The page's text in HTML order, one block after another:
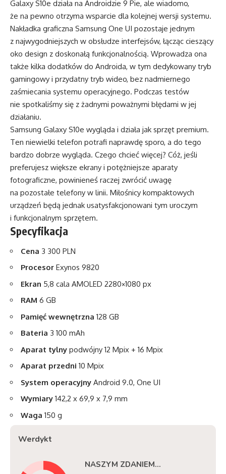
Galaxy S10e działa na Androidzie 9 Pie, ale wiadomo,
że na pewno otrzyma wsparcie dla kolejnej wersji systemu.
Nakładka graficzna Samsung One UI pozostaje jednym
z najwygodniejszych w obsłudze interfejsów, łącząc cieszący
oko design z doskonałą funkcjonalnością. Wprowadza ona
także kilka dodatków do Androida, w tym dedykowany tryb
gamingowy i przydatny tryb wideo, bez nadmiernego
zaśmiecania systemu operacyjnego. Podczas testów
nie spotkaliśmy się z żadnymi poważnymi błędami w jej
działaniu.
Samsung Galaxy S10e wygląda i działa jak sprzęt premium.
Ten niewielki telefon potrafi naprawdę sporo, a do tego
bardzo dobrze wygląda. Czego chcieć więcej? Cóż, jeśli
preferujesz większe ekrany i potężniejsze aparaty
fotograficzne, powinieneś raczej zwrócić uwagę
na pozostałe telefony w linii. Miłośnicy kompaktowych
urządzeń będą jednak usatysfakcjonowani tym uroczym
i funkcjonalnym sprzętem.
Specyfikacja
Cena 3 300 PLN
Procesor Exynos 9820
Ekran 5,8 cala AMOLED 2280×1080 px
RAM 6 GB
Pamięć wewnętrzna 128 GB
Bateria 3 100 mAh
Aparat tylny podwójny 12 Mpix + 16 Mpix
Aparat przedni 10 Mpix
System operacyjny Android 9.0, One UI
Wymiary 142,2 x 69,9 x 7,9 mm
Waga 150 g
Werdykt
NASZYM ZDANIEM…